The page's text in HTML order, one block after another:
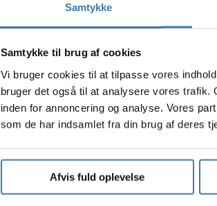
Samtykke
Samtykke til brug af cookies
Vi bruger cookies til at tilpasse vores
bruger det også til at analysere vores
inden for annoncering og analyse. Vores
som de har indsamlet fra din brug af deres
Afvis fuld oplevelse
79,00kr.